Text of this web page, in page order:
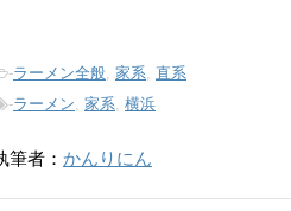
-ラーメン全般 家系 直系
-ラーメン 家系 横浜
筆者： かんりにん